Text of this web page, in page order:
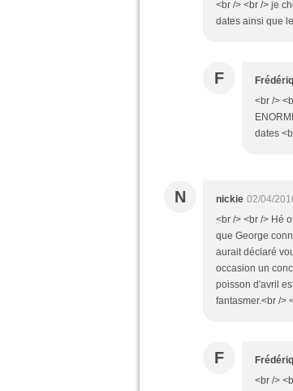
<br /> <br /> je
dates ainsi que
F
<br />
dates
N nickie 02/04/
<br /> <br /> Hé
que George
aurait déclaré
occasion un
poisson d'avril
fantasmer.<br />
F
<br />